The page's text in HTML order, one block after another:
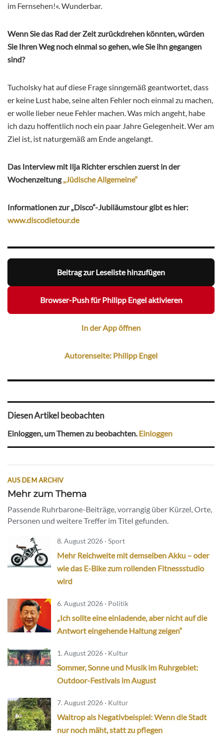
im Fernsehen!«. Wunderbar.
Wenn Sie das Rad der Zeit zurückdrehen könnten, würden
Sie Ihren Weg noch einmal so gehen, wie Sie ihn gegangen
sind?
Tucholsky hat auf diese Frage sinngemäß geantwortet, dass
er keine Lust habe, seine alten Fehler noch einmal zu machen,
er wolle lieber neue Fehler machen. Was mich angeht, habe
ich dazu hoffentlich noch ein paar Jahre Gelegenheit. Wer am
Ziel ist, ist naturgemäß am Ende angelangt.
Das Interview mit Ilja Richter erschien zuerst in der
Wochenzeitung„Jüdische Allgemeine“
Informationen zur „Disco“-Jubiläumstour gibt es hier:
www.discodietour.de
Beitrag zur Leseliste hinzufügen
Browser-Push für Philipp Engel aktivieren
In der App öffnen
Autorenseite: Philipp Engel
Diesen Artikel beobachten
Einloggen, um Themen zu beobachten. Einloggen
AUS DEM ARCHIV
Mehr zum Thema
Passende Ruhrbarone-Beiträge, vorrangig über Kürzel, Orte,
Personen und weitere Treffer im Titel gefunden.
8. August 2026 · Sport
Mehr Reichweite mit demselben Akku – oder
wie das E-Bike zum rollenden Fitnessstudio
wird
6. August 2026 · Politik
„Ich sollte eine einladende, aber nicht auf die
Antwort eingehende Haltung zeigen“
1. August 2026 · Kultur
Sommer, Sonne und Musik im Ruhrgebiet:
Outdoor-Festivals im August
7. August 2026 · Kultur
Waltrop als Negativbeispiel: Wenn die Stadt
nur noch mäht, statt zu pflegen